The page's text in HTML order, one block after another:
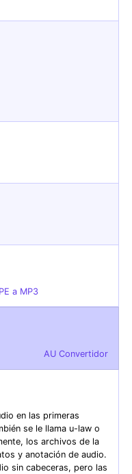
a MP3
AU Convertidor
en las primeras
se le llama u-law o
los archivos de la
y anotación de audio.
sin cabeceras, pero las